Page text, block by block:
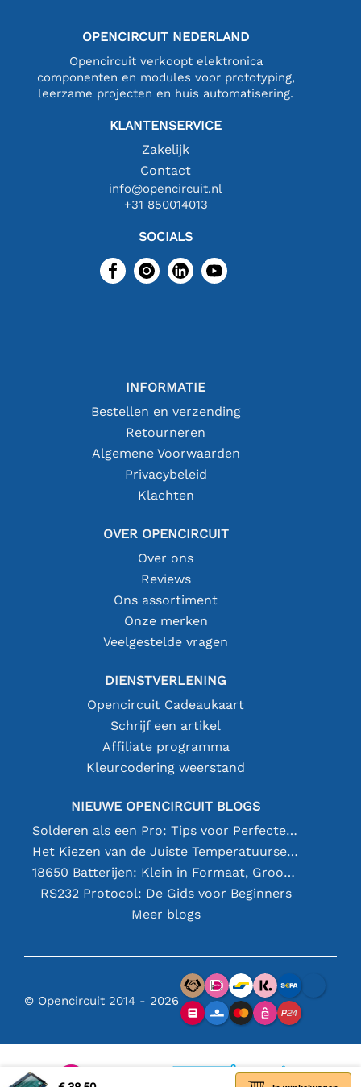
OPENCIRCUIT NEDERLAND
Opencircuit verkoopt elektronica
componenten en modules voor prototyping,
leerzame projecten en huis automatisering.
KLANTENSERVICE
Zakelijk
Contact
info@opencircuit.nl
+31 850014013
SOCIALS
INFORMATIE
Bestellen en verzending
Retourneren
Algemene Voorwaarden
Privacybeleid
Klachten
OVER OPENCIRCUIT
Over ons
Reviews
Ons assortiment
Onze merken
Veelgestelde vragen
DIENSTVERLENING
Opencircuit Cadeaukaart
Schrijf een artikel
Affiliate programma
Kleurcodering weerstand
NIEUWE OPENCIRCUIT BLOGS
Solderen als een Pro: Tips voor Perfecte Elektronische Verbindingen
Het Kiezen van de Juiste Temperatuursensor [youtube]
18650 Batterijen: Klein in Formaat, Groot in Prestatie
RS232 Protocol: De Gids voor Beginners
Meer blogs
© Opencircuit 2014 - 2026